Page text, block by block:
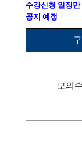
수강신청 일정
공지 예정
모의